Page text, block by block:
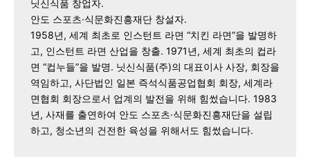
닛신식품 창업자.
안도 스포츠·식문화진흥재단 창설자.
1958년, 세계 최초로 인스턴트 라면 “치킨 라면”을 발명하
고, 인스턴트 라면 산업을 창출. 1971년, 세계 최초의 컵라
면 “컵누들”을 발명. 닛신식품(주)의 대표이사 사장, 회장을
역임하고, 사단법인 일본 즉석식품공업협회 회장, 세계라
면협회 회장으로서 업계의 발전을 위해 힘썼습니다. 1983
년, 사재를 출연하여 안도 스포츠·식문화진흥재단을 설립
하고, 청소년의 건전한 육성을 위해서도 힘썼습니다.